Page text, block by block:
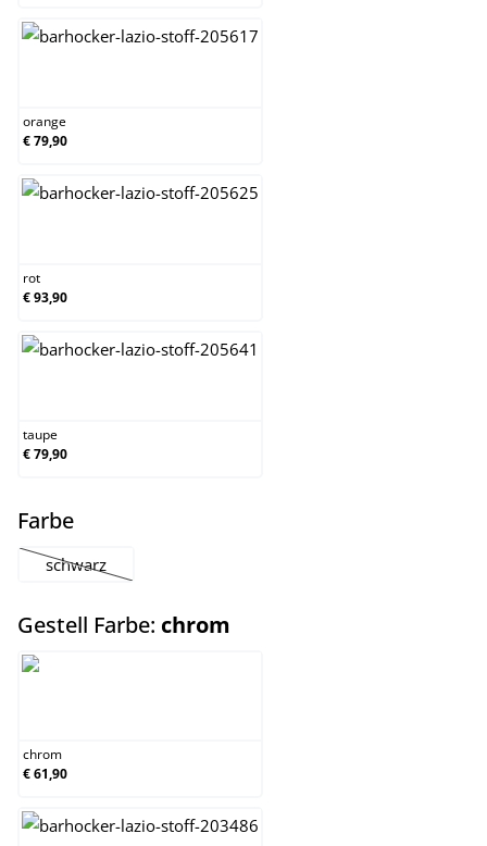
orange
€ 79,90
rot
€ 93,90
taupe
€ 79,90
Farbeauswählen
schwarz
(Diese Option ist zurzeit nicht verfügbar.)
Gestell Farbe: chrom
chrom
€ 61,90